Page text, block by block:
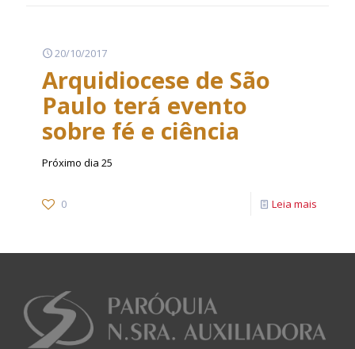
20/10/2017
Arquidiocese de São
Paulo terá evento
sobre fé e ciência
Próximo dia 25
0 Leia mais